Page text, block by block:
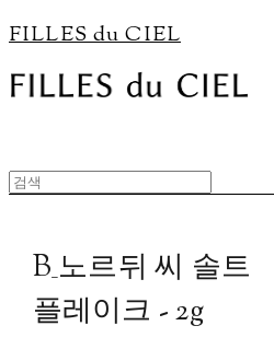
FILLES du CIEL
B_노르뒤 씨 솔트
플레이크 - 2g